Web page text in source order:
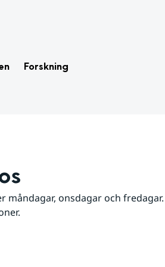
Forskning
måndagar, onsdagar och